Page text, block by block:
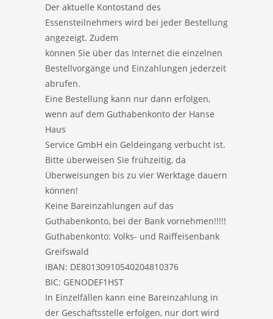
Der aktuelle Kontostand des
Essensteilnehmers wird bei jeder Bestellung
angezeigt. Zudem
können Sie über das Internet die einzelnen
Bestellvorgänge und Einzahlungen jederzeit
abrufen.
Eine Bestellung kann nur dann erfolgen,
wenn auf dem Guthabenkonto der Hanse
Haus
Service GmbH ein Geldeingang verbucht ist.
Bitte überweisen Sie frühzeitig, da
Überweisungen bis zu vier Werktage dauern
können!
Keine Bareinzahlungen auf das
Guthabenkonto, bei der Bank vornehmen!!!!!
Guthabenkonto: Volks- und Raiffeisenbank
Greifswald
IBAN: DE80130910540204810376
BIC: GENODEF1HST
In Einzelfällen kann eine Bareinzahlung in
der Geschäftsstelle erfolgen, nur dort wird